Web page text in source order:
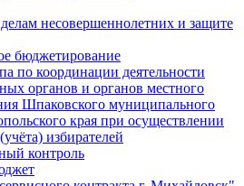
несовершеннолетних и защите
бюджетирование
по координации деятельности
органов и органов местного
Шпаковского муниципального
края при осуществлении
избирателей
контроль